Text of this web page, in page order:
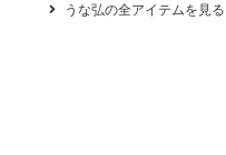
うな弘の全アイテムを見る